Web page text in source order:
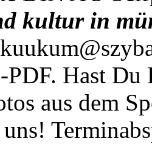
kultur in
Hast Du
aus dem